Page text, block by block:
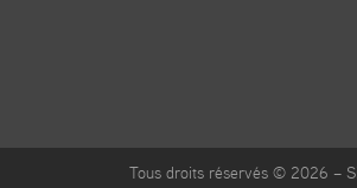
Tous droits réservés © 2026 –